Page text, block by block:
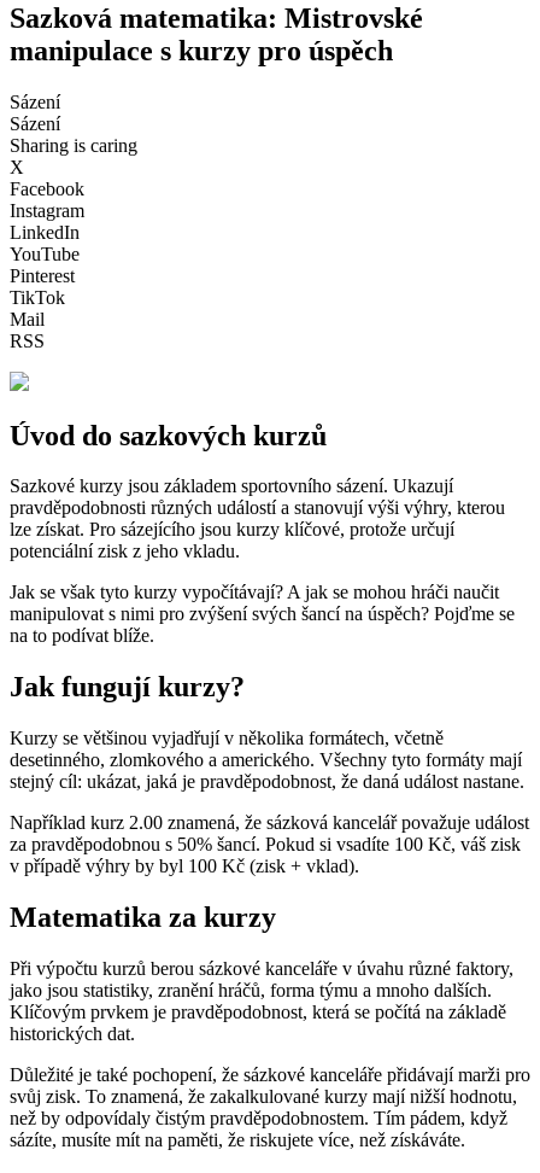
Sazková matematika: Mistrovské
manipulace s kurzy pro úspěch
Sázení
Sázení
Sharing is caring
X
Facebook
Instagram
LinkedIn
YouTube
Pinterest
TikTok
Mail
RSS
Úvod do sazkových kurzů
Sazkové kurzy jsou základem sportovního sázení. Ukazují
pravděpodobnosti různých událostí a stanovují výši výhry, kterou
lze získat. Pro sázejícího jsou kurzy klíčové, protože určují
potenciální zisk z jeho vkladu.
Jak se však tyto kurzy vypočítávají? A jak se mohou hráči naučit
manipulovat s nimi pro zvýšení svých šancí na úspěch? Pojďme se
na to podívat blíže.
Jak fungují kurzy?
Kurzy se většinou vyjadřují v několika formátech, včetně
desetinného, zlomkového a amerického. Všechny tyto formáty mají
stejný cíl: ukázat, jaká je pravděpodobnost, že daná událost nastane.
Například kurz 2.00 znamená, že sázková kancelář považuje událost
za pravděpodobnou s 50% šancí. Pokud si vsadíte 100 Kč, váš zisk
v případě výhry by byl 100 Kč (zisk + vklad).
Matematika za kurzy
Při výpočtu kurzů berou sázkové kanceláře v úvahu různé faktory,
jako jsou statistiky, zranění hráčů, forma týmu a mnoho dalších.
Klíčovým prvkem je pravděpodobnost, která se počítá na základě
historických dat.
Důležité je také pochopení, že sázkové kanceláře přidávají marži pro
svůj zisk. To znamená, že zakalkulované kurzy mají nižší hodnotu,
než by odpovídaly čistým pravděpodobnostem. Tím pádem, když
sázíte, musíte mít na paměti, že riskujete více, než získáváte.